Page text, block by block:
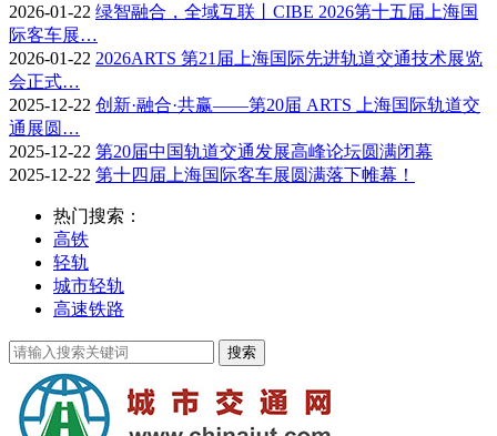
2026-01-22 绿智融合，全域互联丨CIBE 2026第十五届上海国
际客车展…
2026-01-22 2026ARTS 第21届上海国际先进轨道交通技术展览
会正式…
2025-12-22 创新·融合·共赢——第20届 ARTS 上海国际轨道交
通展圆…
2025-12-22 第20届中国轨道交通发展高峰论坛圆满闭幕
2025-12-22 第十四届上海国际客车展圆满落下帷幕！
热门搜索：
高铁
轻轨
城市轻轨
高速铁路